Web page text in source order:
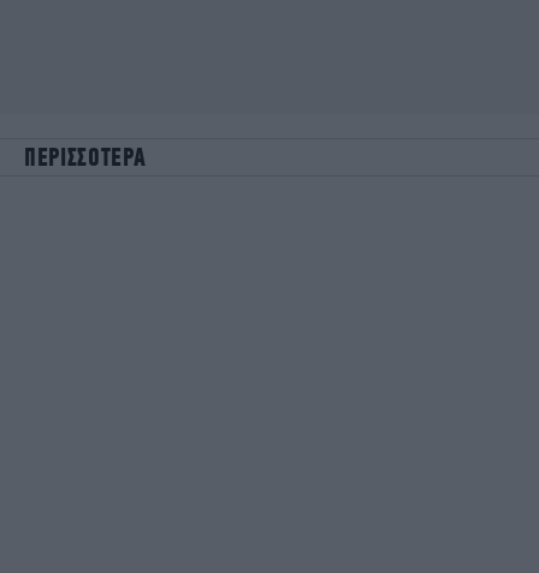
ΠΕΡΙΣΣΟΤΕΡΑ